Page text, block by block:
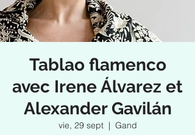
Tablao flamenco
avec Irene Álvarez et
Alexander Gavilán
vie, 29 sept
  |
Gand